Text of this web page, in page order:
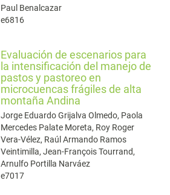
Paul Benalcazar
e6816
Evaluación de escenarios para
la intensificación del manejo de
pastos y pastoreo en
microcuencas frágiles de alta
montaña Andina
Jorge Eduardo Grijalva Olmedo, Paola
Mercedes Palate Moreta, Roy Roger
Vera-Vélez, Raúl Armando Ramos
Veintimilla, Jean-François Tourrand,
Arnulfo Portilla Narváez
e7017